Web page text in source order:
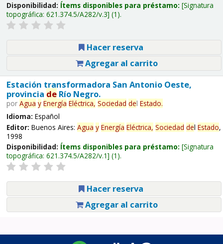
Disponibilidad: Ítems disponibles para préstamo: Signatura
topográfica: 621.374.5/A282/v.3 (1).
Hacer reserva
Agregar al carrito
Estación transformadora San Antonio Oeste,
provincia deRío Negro.
por Agua y Energía Eléctrica, Sociedad del Estado.
Idioma: Español
Editor: Buenos Aires: Agua y Energía Eléctrica, Sociedad del Estado,
1998
Disponibilidad: Ítems disponibles para préstamo: Signatura
topográfica: 621.374.5/A282/v.1 (1).
Hacer reserva
Agregar al carrito